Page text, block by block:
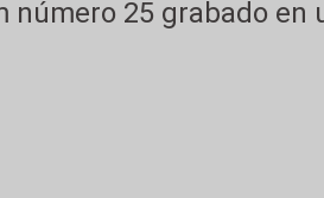
número 25 grabado en